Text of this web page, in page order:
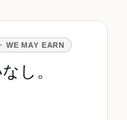
WE MAY EARN
し。